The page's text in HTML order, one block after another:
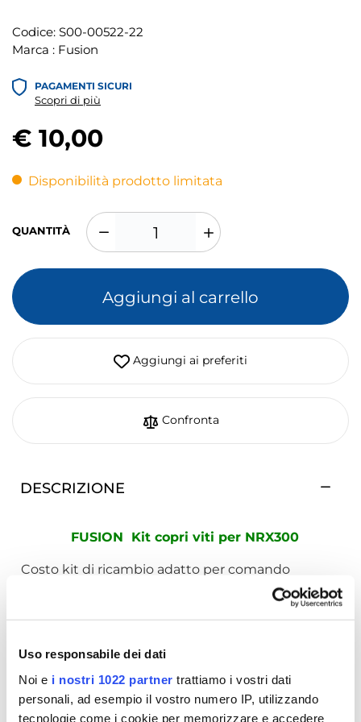
Uso responsabile dei dati
Noi e i nostri 1022 partner trattiamo i vostri dati
personali, ad esempio il vostro numero IP, utilizzando
tecnologie come i cookie per memorizzare e accedere
Codice: S00-00522-22
Marca : Fusion
PAGAMENTI SICURI
Scopri di più
€ 10,00
Disponibilità prodotto limitata
QUANTITÀ
Aggiungi al carrello
Aggiungi ai preferiti
Confronta
DESCRIZIONE
FUSION Kit copri viti per NRX300
Costo kit di ricambio adatto per comando
remoto NRX300 consente di coprire i fori laterali
RICHIEDI INFORMAZIONI
OPINIONE DEI CLIENTI